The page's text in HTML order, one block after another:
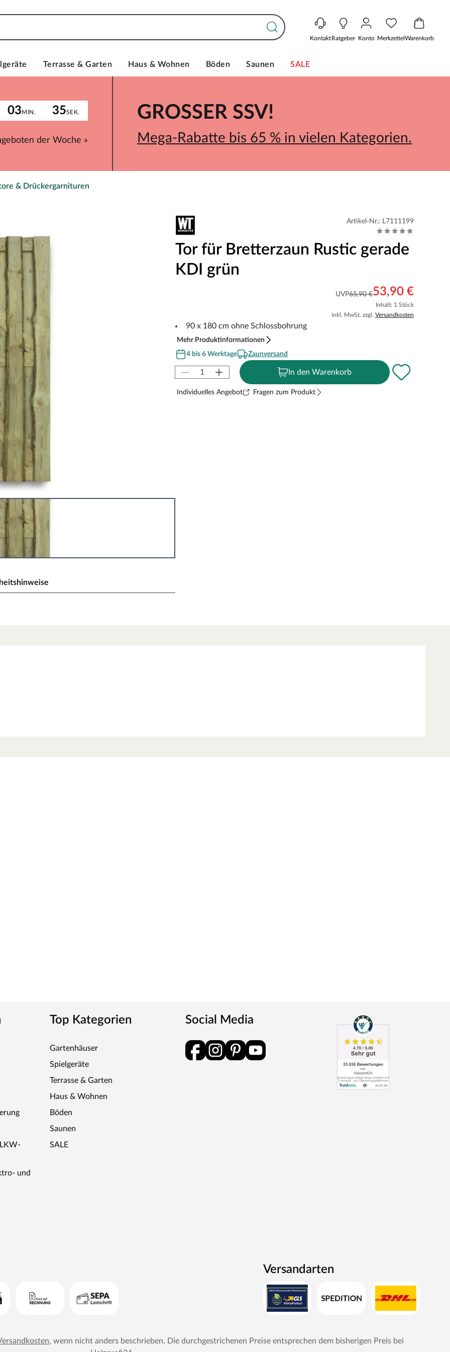
KontaktRatgeber Konto MerkzettelWarenkorb
Terrasse & Garten Haus & Wohnen Böden Saunen SALE
03MIN. 35SEK.
der Woche »
GROSSER SSV!
Mega-Rabatte bis 65 % in vielen Kategorien.
& Drückergarnituren
sodass du die Verschlusslösung frei wählen
Zaun.
tief ins Holz ein und schützen es optimal vor
ist keine Nachbehandlung notwendig. Um die
empfehlen wir jedoch eine
Artikel-Nr.: L7111199
Tor für Bretterzaun Rustic gerade
KDI grün
UVP65,90 €53,90 €
Inhalt: 1 Stück
inkl. MwSt. zzgl. Versandkosten
90 x 180 cm ohne Schlossbohrung
Mehr Produktinformationen
4 bis 6 Werktage
Zaunversand
In den Warenkorb
Individuelles Angebot Fragen zum Produkt
und
Top Kategorien
Gartenhäuser
Spielgeräte
Terrasse & Garten
Haus & Wohnen
Böden
Saunen
SALE
Social Media
Versandarten
, wenn nicht anders beschrieben. Die durchgestrichenen Preise entsprechen dem bisherigen Preis bei